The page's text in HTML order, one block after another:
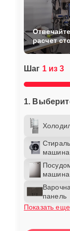
Шаг 1 из 3
1.
машина
машина
панель
Показать еще
расчет